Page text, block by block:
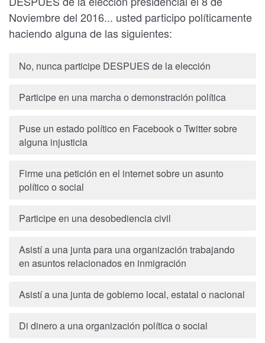
Noviembre del 2016... usted participo políticamente
haciendo alguna de las siguientes:
No, nunca participe DESPUES de la elección
Participe en una marcha o demonstración política
Puse un estado político en Facebook o Twitter sobre
alguna injusticia
Firme una petición en el internet sobre un asunto
político o social
Participe en una desobediencia civil
Asistí a una junta para una organización trabajando
en asuntos relacionados en inmigración
Asistí a una junta de gobierno local, estatal o nacional
Di dinero a una organización política o social